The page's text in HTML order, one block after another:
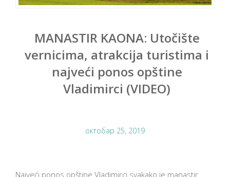
MANASTIR KAONA: Utočište
vernicima, atrakcija turistima i
najveći ponos opštine
Vladimirci (VIDEO)
октобар 25, 2019
Najveći ponos opštine Vladimirci svakako je manastir